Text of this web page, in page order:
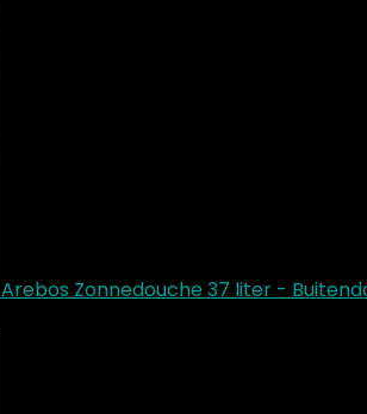
Arebos Zonnedouche 37 liter -